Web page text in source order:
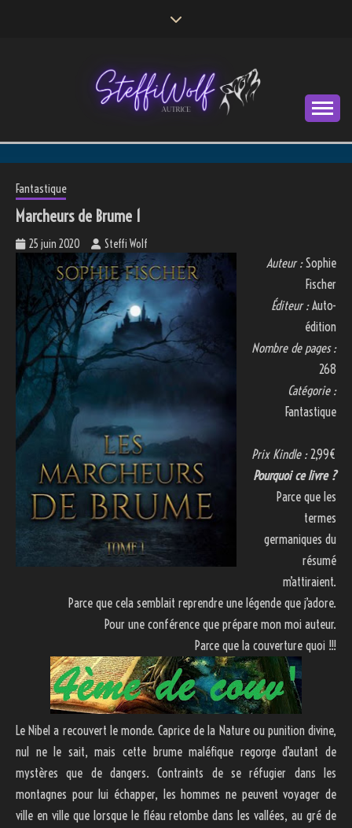
STEFFI WOLF
Fantastique
Marcheurs de Brume 1
25 juin 2020 Steffi Wolf
Auteur :Sophie
Fischer
Éditeur :Auto-
édition
Nombre de pages :
268
Catégorie :
Fantastique
Prix Kindle :2,99€
Pourquoi ce livre ?
Parce que les
termes
germaniques du
résumé
m’attiraient.
Parce que cela semblait reprendre une légende que j’adore.
Pour une conférence que prépare mon moi auteur.
Parce que la couverture quoi !!!
Le Nibel a recouvert le monde. Caprice de la Nature ou punition divine,
nul ne le sait, mais cette brume maléfique regorge d’autant de
mystères que de dangers. Contraints de se réfugier dans les
montagnes pour lui échapper, les hommes ne peuvent voyager de
ville en ville que lorsque le fléau retombe dans les vallées, au gré de